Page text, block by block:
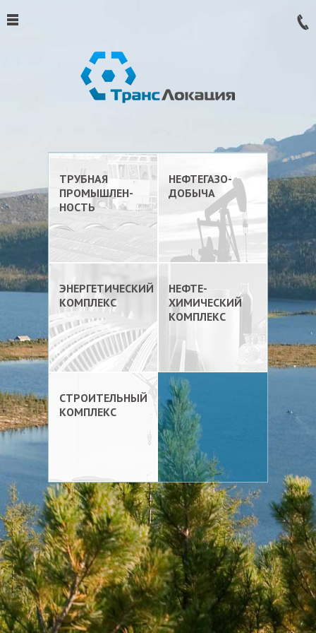
ТРУБНАЯ
ПРОМЫШЛЕН-
НОСТЬ
НЕФТЕГАЗО-
ДОБЫЧА
ЭНЕРГЕТИЧЕСКИЙ
КОМПЛЕКС
НЕФТЕ-
ХИМИЧЕСКИЙ
КОМПЛЕКС
СТРОИТЕЛЬНЫЙ
КОМПЛЕКС